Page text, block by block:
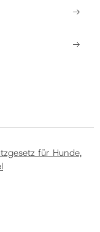
für Hunde,